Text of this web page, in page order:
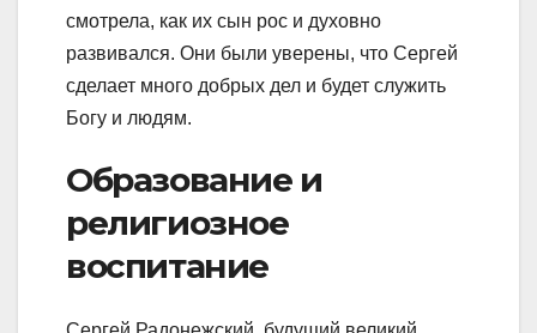
смотрела, как их сын рос и духовно
развивался. Они были уверены, что Сергей
сделает много добрых дел и будет служить
Богу и людям.
Образование и
религиозное
воспитание